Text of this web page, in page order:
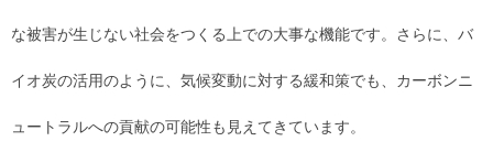
な被害が生じない社会をつくる上での大事な機能です。さらに、バ
イオ炭の活用のように、気候変動に対する緩和策でも、カーボンニ
ュートラルへの貢献の可能性も見えてきています。